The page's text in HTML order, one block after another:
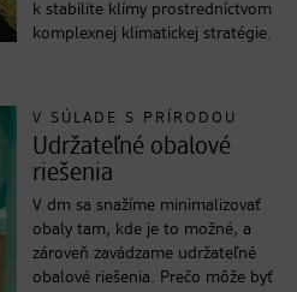
k stabilite klímy prostredníctvom
komplexnej klimatickej stratégie.
V SÚLADE S PRÍRODOU
Udržateľné obalové
riešenia
V dm sa snažíme minimalizovať
obaly tam, kde je to možné, a
zároveň zavádzame udržateľné
obalové riešenia. Prečo môže byť